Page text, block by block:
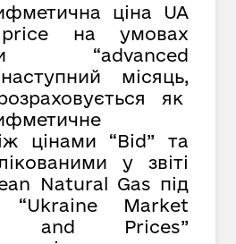
ціна UA
на умовах
“advanced
місяць,
як
цінами “Bid” та
у звіті
Natural Gas під
“Ukraine Market
and Prices”